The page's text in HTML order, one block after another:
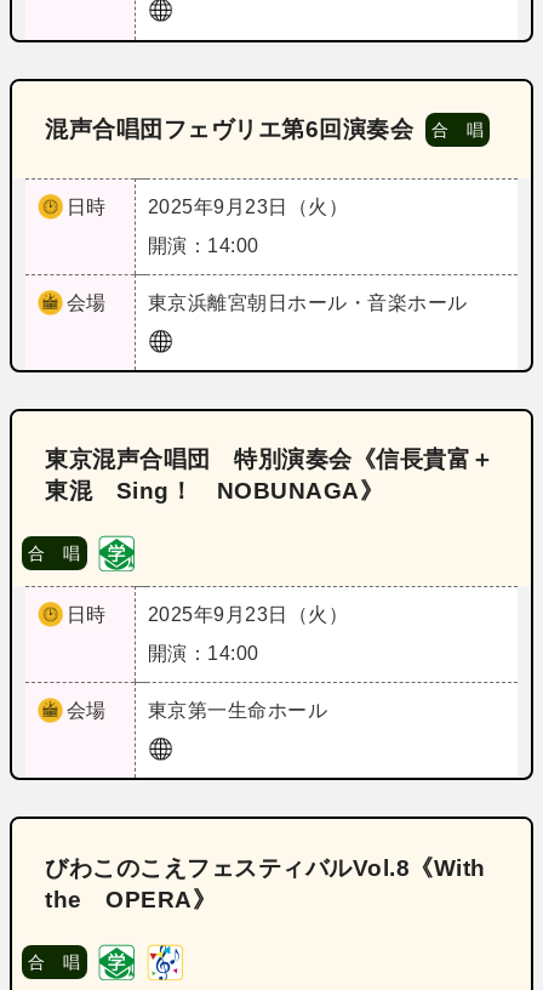
混声合唱団フェヴリエ第6回演奏会 合 唱
日時
2025年9月23日（火）
開演：14:00
会場 東京浜離宮朝日ホール・音楽ホール
東京混声合唱団 特別演奏会《信長貴富＋
東混 Sing！ NOBUNAGA》
合 唱
日時
2025年9月23日（火）
開演：14:00
会場 東京第一生命ホール
びわこのこえフェスティバルVol.8《With
the OPERA》
合 唱